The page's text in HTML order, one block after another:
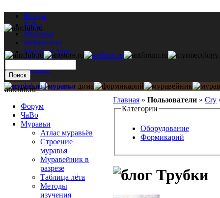
Форум
ЧаВо
Муравьи
Библиотека
Муравьи дома
Мастерская
Каталог
Главная » Пользователи » Cry
Категории
Оборудование
Формикарий
Трубки
antclub.ru
Форум
ЧаВо
Муравьи
Атлас муравьёв
Строение
муравья
Муравейник в
разрезе
Таблица лёта
Методы
изучения